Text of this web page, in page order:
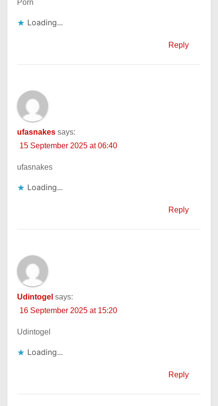
Porn
Loading...
Reply
ufasnakes says:
15 September 2025 at 06:40
ufasnakes
Loading...
Reply
Udintogel says:
16 September 2025 at 15:20
Udintogel
Loading...
Reply